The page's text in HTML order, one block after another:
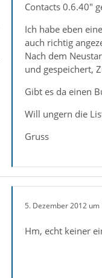
Contacts 0.6.40"
Ich habe eben
auch richtig
Nach dem
und gespeichert,
Gibt es da einen
Will ungern die
Gruss
5. Dezember 2012 um
Hm, echt keiner